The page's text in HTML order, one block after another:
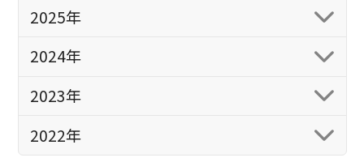
2025年
2024年
2023年
2022年